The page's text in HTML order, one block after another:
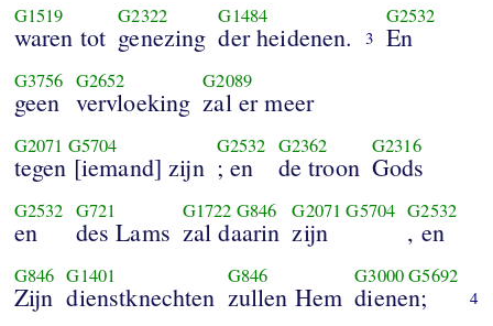
G1519
waren tot
G2322
genezing
G1484
der heidenen. 3
G2532
En
G3756
geen
G2652
vervloeking
G2089
zal er meer
G2071 G5704
tegen [iemand] zijn
G2532
; en
G2362
de troon
G2316
Gods
G2532
en
G721
des Lams
G1722 G846
zal daarin
G2071 G5704
zijn
G2532
, en
G846
Zijn
G1401
dienstknechten
G846
zullen Hem
G3000G5692
dienen; 4